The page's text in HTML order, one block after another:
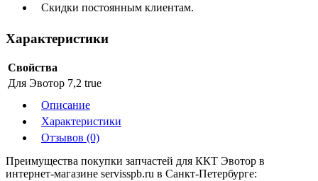
Скидки постоянным клиентам.
Характеристики
Свойства
Для Эвотор 7,2 true
Описание
Характеристики
Отзывов (0)
Преимущества покупки запчастей для ККТ Эвотор в
интернет-магазине servisspb.ru в Санкт-Петербурге: